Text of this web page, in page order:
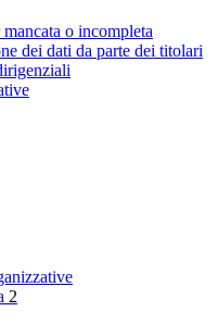
o incompleta
dei dati da parte dei titolari
2